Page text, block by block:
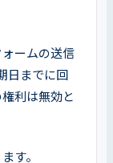
ームの送信
日までに回
利は無効と
す。